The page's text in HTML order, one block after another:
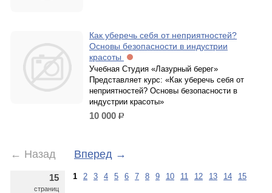
Как уберечь себя от неприятностей?
Основы безопасности в индустрии
красоты
Учебная Студия «Лазурный берег»
Представляет курс: «Как уберечь себя от
неприятностей? Основы безопасности в
индустрии красоты»
10 000 р.
← Назад Вперед →
15
страниц
1 2 3 4 5 6 7 8 9 10 11 12 13 14 15